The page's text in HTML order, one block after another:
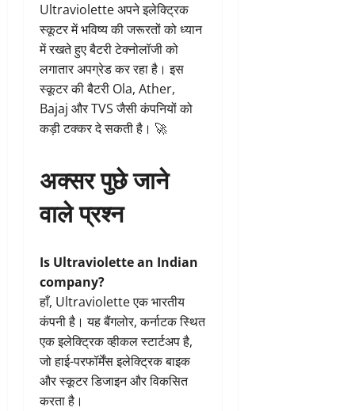
Ultraviolette अपने इलेक्ट्रिक
स्कूटर में भविष्य की जरूरतों को ध्यान
में रखते हुए बैटरी टेक्नोलॉजी को
लगातार अपग्रेड कर रहा है। इस
स्कूटर की बैटरी Ola, Ather,
Bajaj और TVS जैसी कंपनियों को
कड़ी टक्कर दे सकती है। 🚀
अक्सर पुछे जाने
वाले प्रश्न
Is Ultraviolette an Indian
company?
हाँ, Ultraviolette एक भारतीय
कंपनी है। यह बैंगलोर, कर्नाटक स्थित
एक इलेक्ट्रिक व्हीकल स्टार्टअप है,
जो हाई-परफॉर्मेंस इलेक्ट्रिक बाइक
और स्कूटर डिजाइन और विकसित
करता है।